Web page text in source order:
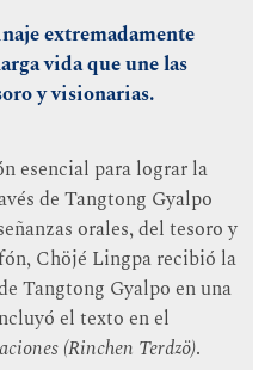
extremadamente
vida que une las
y visionarias.
esencial para lograr la
de Tangtong Gyalpo
orales, del tesoro y
Chöjé Lingpa recibió la
Tangtong Gyalpo en una
el texto en el
(Rinchen Terdzö).